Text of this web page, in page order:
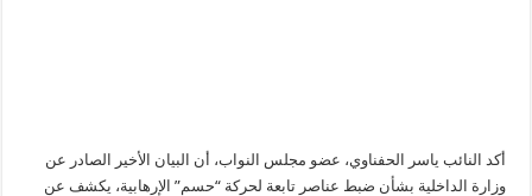
حجم
وخطورة
التحديات
أكد النائب ياسر الحفناوي، عضو مجلس النواب، أن البيان الأخير الصادر عن
وزارة الداخلية بشأن ضبط عناصر تابعة لحركة “حسم” الإرهابية، يكشف عن